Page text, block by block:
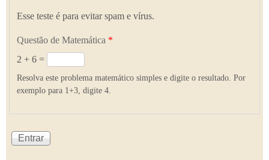
Esse teste é para evitar spam e vírus.
Questão de Matemática *
2 + 6 =
Resolva este problema matemático simples e digite o resultado. Por
exemplo para 1+3, digite 4.